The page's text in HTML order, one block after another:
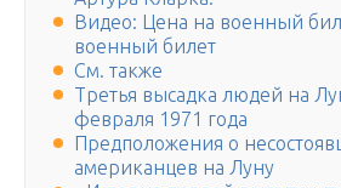
Видео: Цена на военный
военный билет
См. также
Третья высадка людей на
февраля 1971 года
Предположения о
американцев на Луну